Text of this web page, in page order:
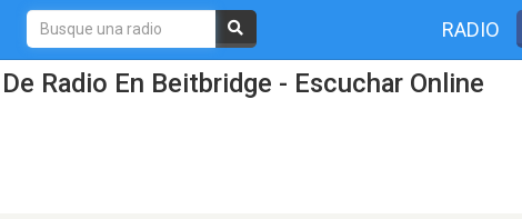
RADIO
Radio En Beitbridge - Escuchar Online